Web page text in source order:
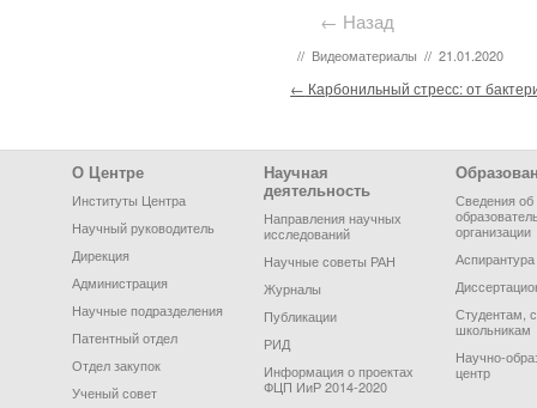
← Назад
// Видеоматериалы // 21.01.2020
Post navigation
← Карбонильный стресс: от
Footer Menu
О Центре
Институты Центра
Научный руководитель
Дирекция
Администрация
Научные подразделения
Патентный отдел
Отдел закупок
Ученый совет
Научная
деятельность
Направления научных
исследований
Научные советы РАН
Журналы
Публикации
РИД
Информация о проектах
ФЦП ИиР 2014-2020
Сведения об
организации
Аспирантура
Студентам,
школьникам
Научно-
центр